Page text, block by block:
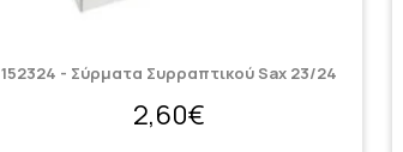
152324 - Σύρματα Συρραπτικού Sax 23/24
2,60€